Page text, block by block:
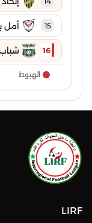
15 أمل
16 شباب
الهبوط
LIRF